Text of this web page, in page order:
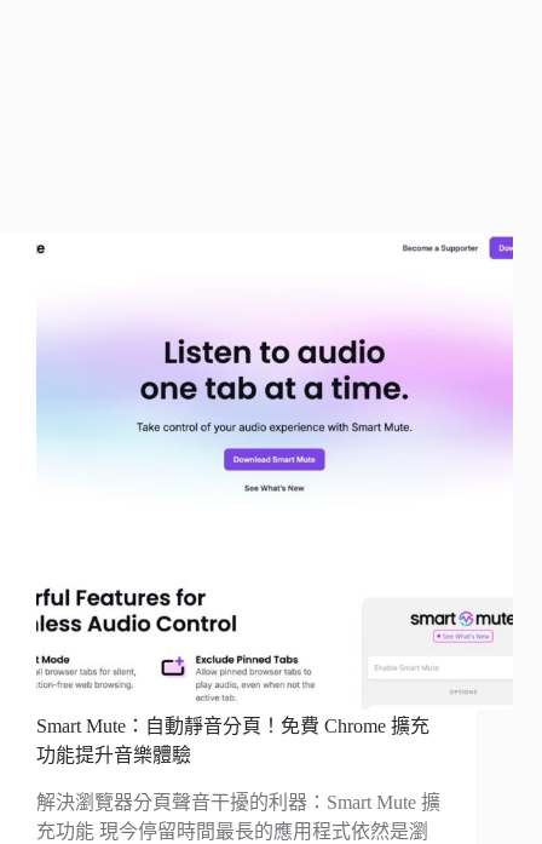
Smart Mute：自動靜音分頁！免費 Chrome 擴充
功能提升音樂體驗
解決瀏覽器分頁聲音干擾的利器：Smart Mute 擴
充功能 現今停留時間最長的應用程式依然是瀏